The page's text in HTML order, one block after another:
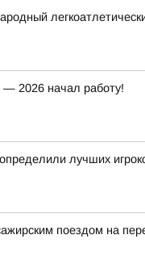
2026 начал работу!
лучших
поездом на